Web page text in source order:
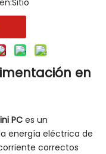
Sitio
en
PC es un
energía eléctrica de
correctos